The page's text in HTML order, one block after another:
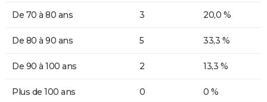
De 70 à 80 ans 3 20,0 %
De 80 à 90 ans 5 33,3 %
De 90 à 100 ans 2 13,3 %
Plus de 100 ans 0 0 %